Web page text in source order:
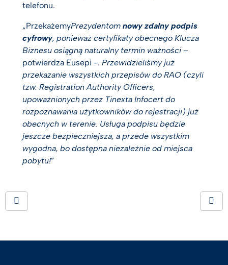
telefonu.
„PrzekażemyPrezydentom nowy zdalny podpis
cyfrowy, ponieważ certyfikaty obecnego Klucza
Biznesu osiągną naturalny termin ważności –
potwierdza Eusepi -. Przewidzieliśmy już
przekazanie wszystkich przepisów do RAO (czyli
tzw. Registration Authority Officers,
upoważnionych przez Tinexta Infocert do
rozpoznawania użytkowników do rejestracji) już
obecnych w terenie. Usługa podpisu będzie
jeszcze bezpieczniejsza, a przede wszystkim
wygodna, bo dostępna niezależnie od miejsca
pobytu!”